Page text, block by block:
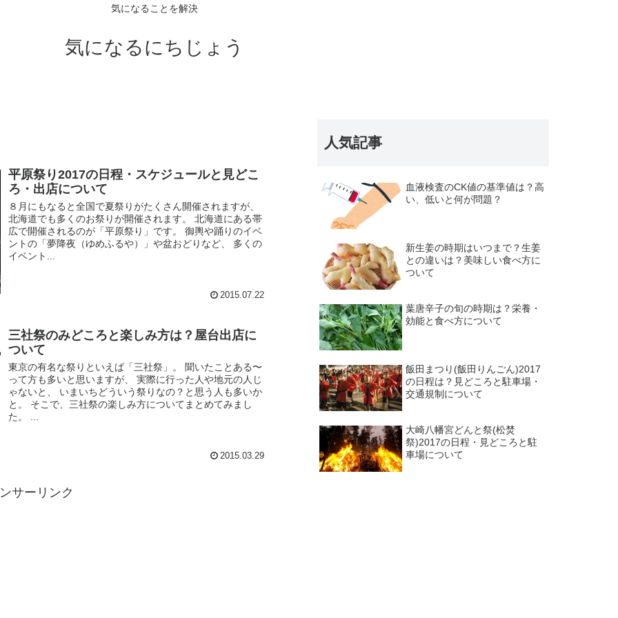
気になることを解決
気になるにちじょう
平原祭り2017の日程・スケジュールと見どこ
ろ・出店について
８月にもなると全国で夏祭りがたくさん開催されますが、
北海道でも多くのお祭りが開催されます。 北海道にある帯
広で開催されるのが「平原祭り」です。 御輿や踊りのイベ
ントの「夢降夜（ゆめふるや）」や盆おどりなど、 多くの
イベント...
2015.07.22
三社祭のみどころと楽しみ方は？屋台出店に
ついて
東京の有名な祭りといえば「三社祭」。 聞いたことある〜
って方も多いと思いますが、 実際に行った人や地元の人じ
ゃないと、 いまいちどういう祭りなの？と思う人も多いか
と。 そこで、三社祭の楽しみ方についてまとめてみまし
た。 ...
2015.03.29
サーリンク
人気記事
血液検査のCK値の基準値は？高
い、低いと何が問題？
新生姜の時期はいつまで？生姜
との違いは？美味しい食べ方に
ついて
葉唐辛子の旬の時期は？栄養・
効能と食べ方について
飯田まつり(飯田りんごん)2017
の日程は？見どころと駐車場・
交通規制について
大崎八幡宮どんと祭(松焚
祭)2017の日程・見どころと駐
車場について